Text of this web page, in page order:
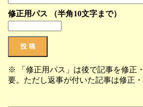
修正用パス （半角10文字まで）
※ 「修正用パス」は後で記事を修正
要。ただし返事が付いた記事は修正・